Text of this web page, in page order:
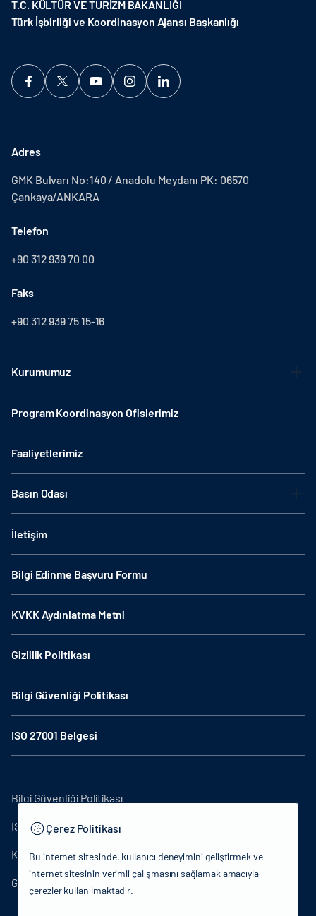
T.C. KÜLTÜR VE TURİZM BAKANLIĞI
Türk İşbirliği ve Koordinasyon Ajansı Başkanlığı
Adres
GMK Bulvarı No:140 / Anadolu Meydanı PK: 06570
Çankaya/ANKARA
Telefon
+90 312 939 70 00
Faks
+90 312 939 75 15-16
Kurumumuz
Program Koordinasyon Ofislerimiz
Faaliyetlerimiz
Basın Odası
İletişim
Bilgi Edinme Başvuru Formu
KVKK Aydınlatma Metni
Gizlilik Politikası
Bilgi Güvenliği Politikası
ISO 27001 Belgesi
Bilgi Güvenliği Politikası
ISO27001
KVKK Aydınlatma Metni
Gizlilik Politikası
Çerez Politikası
Bu internet sitesinde, kullanıcı deneyimini geliştirmek ve
internet sitesinin verimli çalışmasını sağlamak amacıyla
çerezler kullanılmaktadır.